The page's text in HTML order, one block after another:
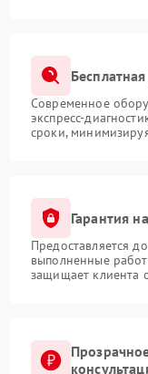
Современное
экспресс-
сроки,
Гарантия
Предоставляется
выполненные
защищает клиента